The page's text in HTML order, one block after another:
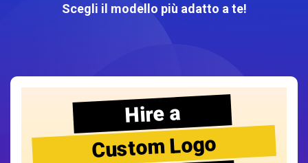
Scegli il modello più adatto a te!
Hire a
Custom Logo